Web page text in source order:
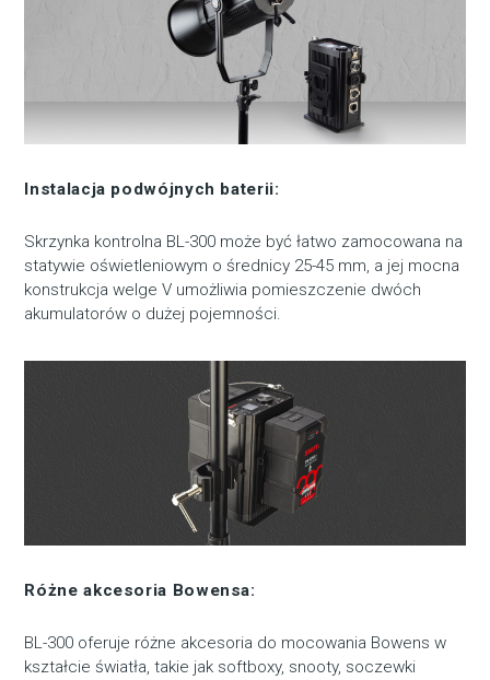
Instalacja podwójnych baterii:
Skrzynka kontrolna BL-300 może być łatwo zamocowana na
statywie oświetleniowym o średnicy 25-45 mm, a jej mocna
konstrukcja welge V umożliwia pomieszczenie dwóch
akumulatorów o dużej pojemności.
Różne akcesoria Bowensa:
BL-300 oferuje różne akcesoria do mocowania Bowens w
kształcie światła, takie jak softboxy, snooty, soczewki